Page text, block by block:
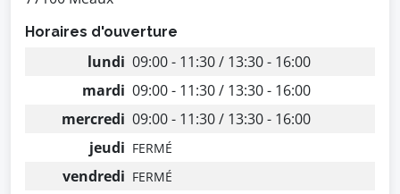
Horaires d'ouverture
lundi 09:00 - 11:30 / 13:30 - 16:00
mardi 09:00 - 11:30 / 13:30 - 16:00
mercredi 09:00 - 11:30 / 13:30 - 16:00
jeudi FERMÉ
vendredi FERMÉ